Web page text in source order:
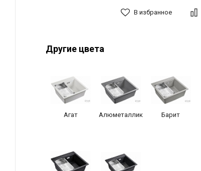
В избранное
Другие цвета
Агат Алюметаллик Барит